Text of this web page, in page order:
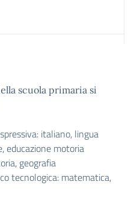
scuola primaria si
italiano, lingua
educazione motoria
geografia
tecnologica: matematica,